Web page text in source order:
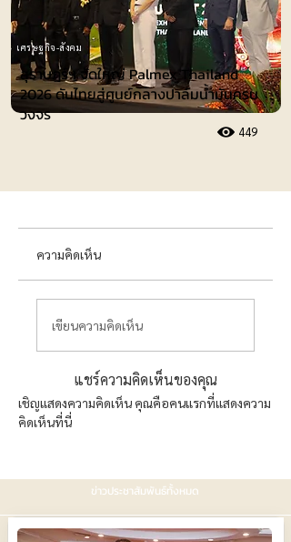
สุราษฎร์ฯ จัดใหญ่ Palmex Thailand
2026 ดันไทยสู่ศูนย์กลางปาล์มน้ำมันครบ
วงจร
449
เศรษฐกิจ-สังคม
ความคิดเห็น
เขียนความคิดเห็น
แชร์ความคิดเห็นของคุณ
เชิญแสดงความคิดเห็น คุณคือคนแรกที่แสดงความ
คิดเห็นที่นี่
ข่าวประชาสัมพันธ์ทั้งหมด